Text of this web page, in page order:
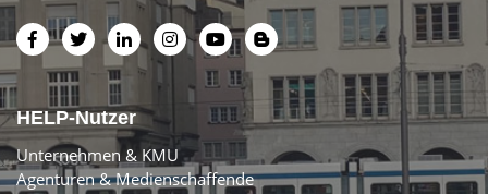
HELP-Nutzer
Unternehmen & KMU
Agenturen & Medienschaffende